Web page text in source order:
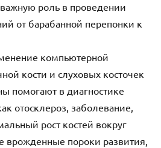
роль в проведении
от барабанной перепонки к
компьютерной
кости и слуховых косточек
помогают в диагностике
отосклероз, заболевание,
рост костей вокруг
врожденные пороки развития,